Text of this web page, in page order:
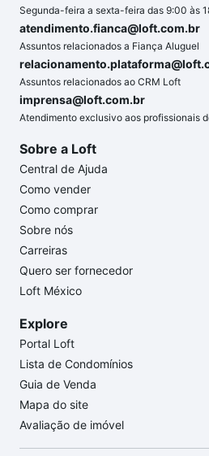
Segunda-feira a sexta-feira das 9:00 às
atendimento.fianca@loft.com.br
Assuntos relacionados a Fiança Aluguel
Assuntos relacionados ao CRM Loft
imprensa@loft.com.br
Atendimento exclusivo aos profissionais
Sobre a Loft
Central de Ajuda
Como vender
Como comprar
Sobre nós
Carreiras
Quero ser fornecedor
Loft México
Explore
Portal Loft
Lista de Condomínios
Guia de Venda
Mapa do site
Avaliação de imóvel